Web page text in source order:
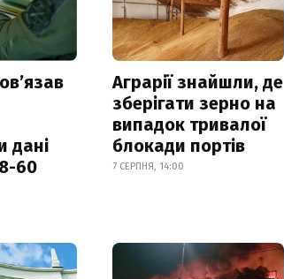
дані
60
Аграрії знайшли, де
зберігати зерно на
випадок тривалої
блокади портів
7 СЕРПНЯ, 14:00